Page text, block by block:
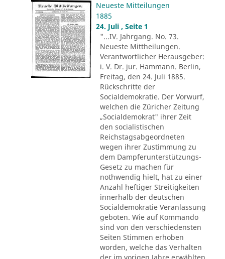
Neueste Mitteilungen
1885
24. Juli , Seite 1
"...IV. Jahrgang. No. 73.
Neueste Mittheilungen.
Verantwortlicher Herausgeber:
i. V. Dr. jur. Hammann. Berlin,
Freitag, den 24. Juli 1885.
Rückschritte der
Socialdemokratie. Der Vorwurf,
welchen die Züricher Zeitung
„Socialdemokrat" ihrer Zeit
den socialistischen
Reichstagsabgeordneten
wegen ihrer Zustimmung zu
dem Dampferunterstützungs-
Gesetz zu machen für
nothwendig hielt, hat zu einer
Anzahl heftiger Streitigkeiten
innerhalb der deutschen
Socialdemokratie Veranlassung
geboten. Wie auf Kommando
sind von den verschiedensten
Seiten Stimmen erhoben
worden, welche das Verhalten